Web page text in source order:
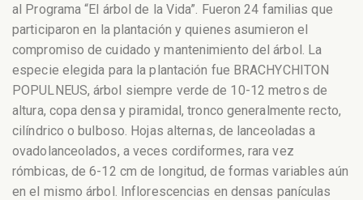
al Programa “El árbol de la Vida”. Fueron 24 familias que
participaron en la plantación y quienes asumieron el
compromiso de cuidado y mantenimiento del árbol. La
especie elegida para la plantación fue BRACHYCHITON
POPULNEUS, árbol siempre verde de 10-12 metros de
altura, copa densa y piramidal, tronco generalmente recto,
cilíndrico o bulboso. Hojas alternas, de lanceoladas a
ovadolanceolados, a veces cordiformes, rara vez
rómbicas, de 6-12 cm de longitud, de formas variables aún
en el mismo árbol. Inflorescencias en densas panículas